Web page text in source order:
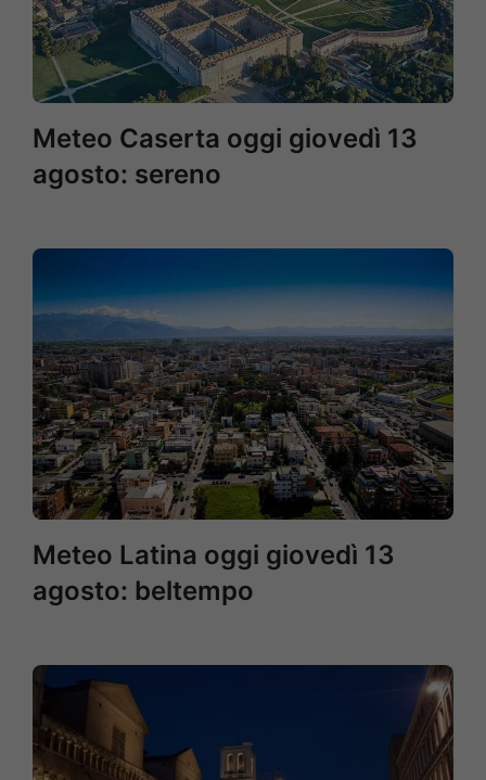
Meteo Caserta oggi giovedì 13
agosto: sereno
Meteo Latina oggi giovedì 13
agosto: beltempo